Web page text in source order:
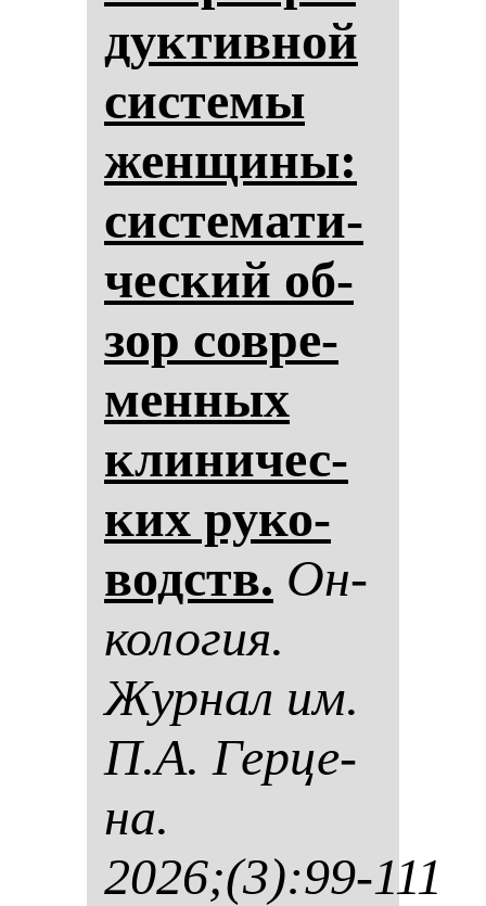
дук­тив­ной
сис­те­мы
жен­щи­ны:
сис­те­ма­ти­
чес­кий об­
зор сов­ре­
мен­ных
кли­ни­чес­
ких ру­ко­
водств. Он­
ко­ло­гия.
Жур­нал им.
П.А. Гер­це­
на.
2026;(3):99-111